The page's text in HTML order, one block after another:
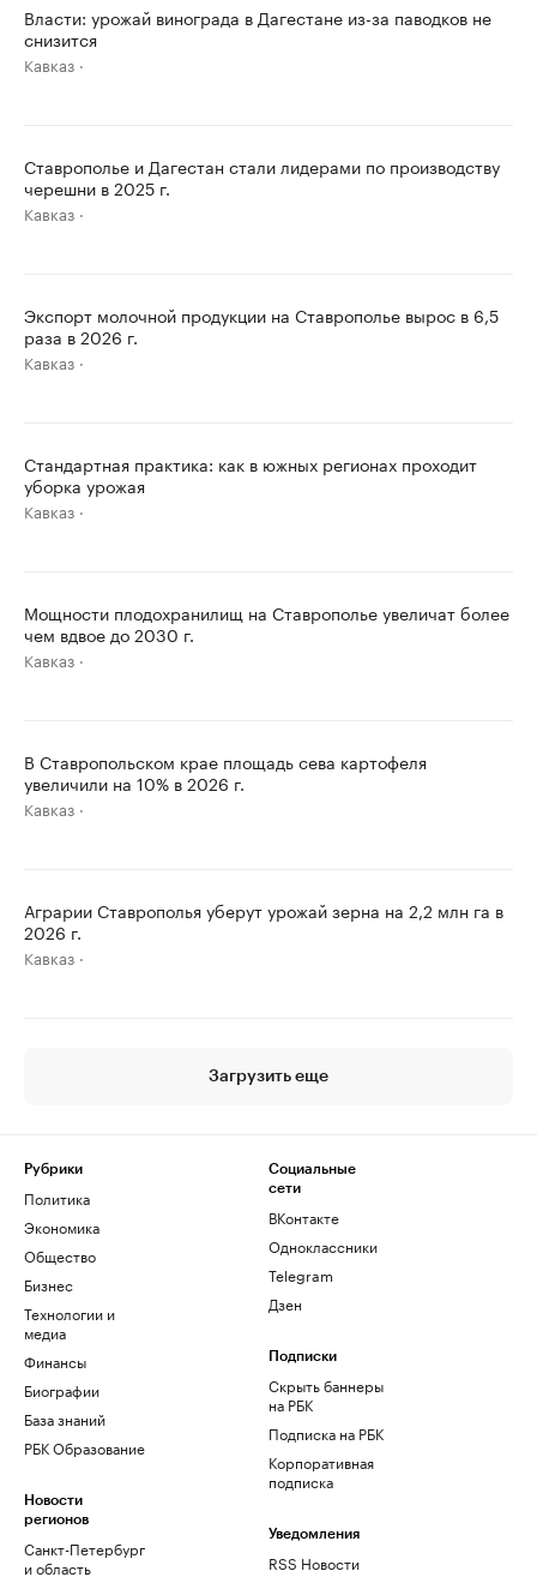
Власти: урожай винограда в Дагестане из-за паводков не
снизится
Кавказ
Ставрополье и Дагестан стали лидерами по производству
черешни в 2025 г.
Кавказ
Экспорт молочной продукции на Ставрополье вырос в 6,5
раза в 2026 г.
Кавказ
Стандартная практика: как в южных регионах проходит
уборка урожая
Кавказ
Мощности плодохранилищ на Ставрополье увеличат более
чем вдвое до 2030 г.
Кавказ
В Ставропольском крае площадь сева картофеля
увеличили на 10% в 2026 г.
Кавказ
Аграрии Ставрополья уберут урожай зерна на 2,2 млн га в
2026 г.
Кавказ
Загрузить еще
Рубрики
Политика
Экономика
Общество
Бизнес
Технологии и
медиа
Финансы
Биографии
База знаний
РБК Образование
Новости
регионов
Санкт-Петербург
и область
Социальные
сети
ВКонтакте
Одноклассники
Telegram
Дзен
Подписки
Скрыть баннеры
на РБК
Подписка на РБК
Корпоративная
подписка
Уведомления
RSS Новости